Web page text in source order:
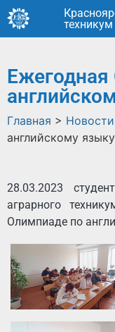
техникум
Главная > Новости
английскому языку
28.03.2023
аграрного
Олимпиаде по